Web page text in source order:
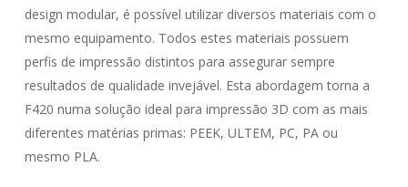
design modular, é possível utilizar diversos materiais com o
mesmo equipamento. Todos estes materiais possuem
perfis de impressão distintos para assegurar sempre
resultados de qualidade invejável. Esta abordagem torna a
F420 numa solução ideal para impressão 3D com as mais
diferentes matérias primas: PEEK, ULTEM, PC, PA ou
mesmo PLA.